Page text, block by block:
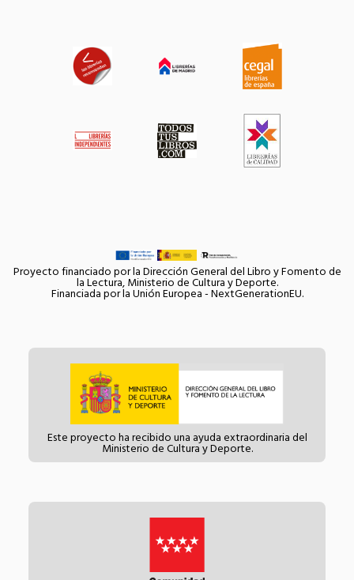
Proyecto financiado por la Dirección General del Libro y Fomento de
la Lectura, Ministerio de Cultura y Deporte.
Financiada por la Unión Europea - NextGenerationEU.
Este proyecto ha recibido una ayuda extraordinaria del
Ministerio de Cultura y Deporte.